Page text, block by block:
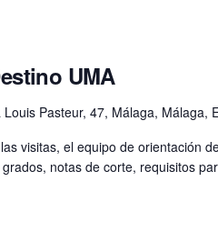
UMA
Louis Pasteur, 47, Málaga, Málaga,
visitas, el equipo de orientación
notas de corte, requisitos